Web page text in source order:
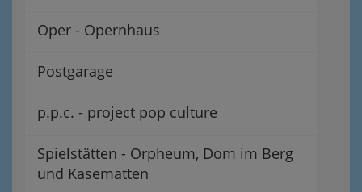
Oper - Opernhaus
Postgarage
p.p.c. - project pop culture
Spielstätten - Orpheum, Dom im Berg
und Kasematten